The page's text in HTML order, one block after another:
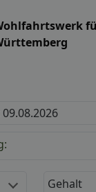
Gehalt